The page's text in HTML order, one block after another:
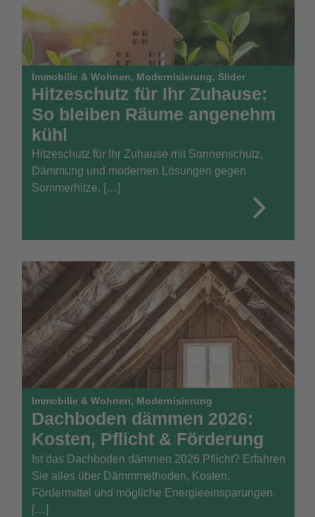
Immobilie & Wohnen, Modernisierung, Slider
Hitzeschutz für Ihr Zuhause:
So bleiben Räume angenehm
kühl
Hitzeschutz für Ihr Zuhause mit Sonnenschutz,
Dämmung und modernen Lösungen gegen
Sommerhitze. […]
Immobilie & Wohnen, Modernisierung
Dachboden dämmen 2026:
Kosten, Pflicht & Förderung
Ist das Dachboden dämmen 2026 Pflicht? Erfahren
Sie alles über Dämmmethoden, Kosten,
Fördermittel und mögliche Energieeinsparungen.
[…]